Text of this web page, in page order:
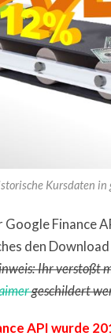
Kursdaten
Google Finance
den
Ihr verstoßt
geschildert
API wurde